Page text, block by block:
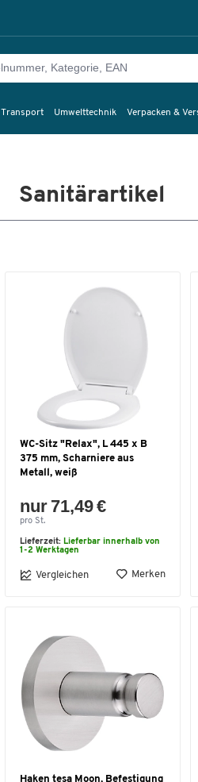
Transport Umwelttechnik Verpacken &
Sanitärartikel
WC-Sitz "Relax", L 445 x B
375 mm, Scharniere aus
Metall, weiß
nur 71,49 €
pro St.
Lieferzeit: Lieferbar innerhalb von
1-2 Werktagen
Vergleichen Merken
Haken tesa Moon, Befestigung